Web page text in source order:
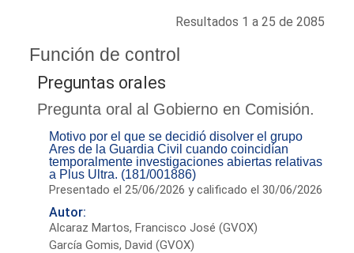
Resultados 1 a 25 de 2085
Función de control
Preguntas orales
Pregunta oral al Gobierno en Comisión.
Motivo por el que se decidió disolver el grupo
Ares de la Guardia Civil cuando coincidían
temporalmente investigaciones abiertas relativas
a Plus Ultra. (181/001886)
Presentado el 25/06/2026 y calificado el 30/06/2026
Autor:
Alcaraz Martos, Francisco José (GVOX)
García Gomis, David (GVOX)